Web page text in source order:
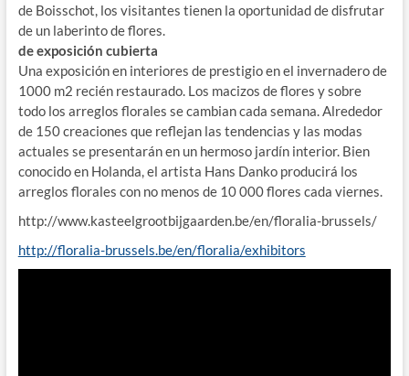
de Boisschot, los visitantes tienen la oportunidad de disfrutar
de un laberinto de flores.
de exposición cubierta
Una exposición en interiores de prestigio en el invernadero de
1000 m2 recién restaurado. Los macizos de flores y sobre
todo los arreglos florales se cambian cada semana. Alrededor
de 150 creaciones que reflejan las tendencias y las modas
actuales se presentarán en un hermoso jardín interior. Bien
conocido en Holanda, el artista Hans Danko producirá los
arreglos florales con no menos de 10 000 flores cada viernes.
http://www.kasteelgrootbijgaarden.be/en/floralia-brussels/
http://floralia-brussels.be/en/floralia/exhibitors